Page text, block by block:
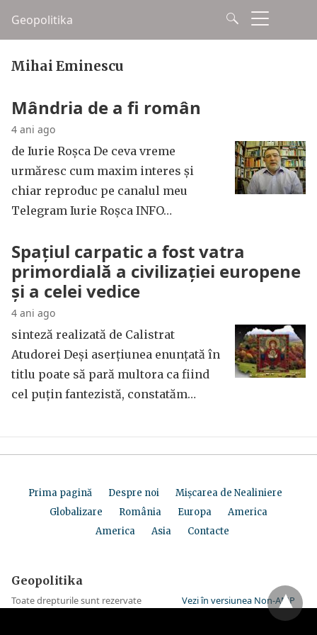
Geopolitika
Mihai Eminescu
Mândria de a fi român
4 ani ago
de Iurie Roșca De ceva vreme
urmăresc cum maxim interes și
chiar reproduc pe canalul meu
Telegram Iurie Roșca INFO…
Spaţiul carpatic a fost vatra
primordială a civilizaţiei europene
și a celei vedice
4 ani ago
sinteză realizată de Calistrat
Atudorei Deși aserțiunea enunțată în
titlu poate să pară multora ca fiind
cel puțin fantezistă, constatăm…
Prima pagină Despre noi
Mișcarea de Nealiniere
Globalizare
România Europa
America
America
Asia Contacte
Geopolitika
Toate drepturile sunt rezervate Vezi în versiunea Non-AMP